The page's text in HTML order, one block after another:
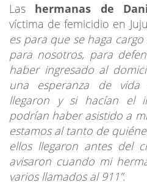
Las hermanas de
víctima de femicidio en
es para que se haga
para nosotros, para
haber ingresado al
una esperanza de
llegaron y si hacían el
podrían haber asistido a
estamos al tanto de
ellos llegaron antes del
avisaron cuando mi
varios llamados al 911”.